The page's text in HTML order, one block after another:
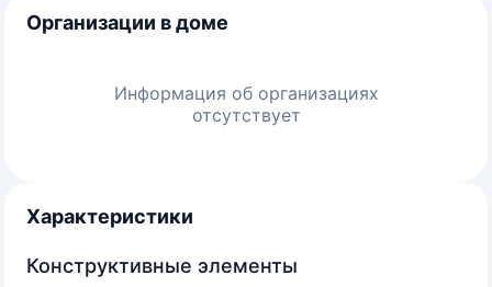
Организации в доме
Информация об организациях
отсутствует
Характеристики
Конструктивные элементы